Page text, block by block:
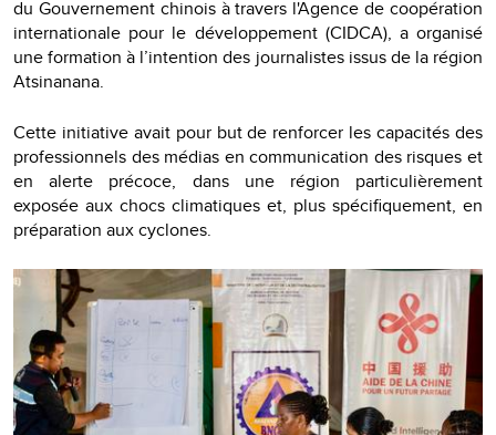
du Gouvernement chinois à travers l'Agence de coopération
internationale pour le développement (CIDCA), a organisé
une formation à l’intention des journalistes issus de la région
Atsinanana.
Cette initiative avait pour but de renforcer les capacités des
professionnels des médias en communication des risques et
en alerte précoce, dans une région particulièrement
exposée aux chocs climatiques et, plus spécifiquement, en
préparation aux cyclones.